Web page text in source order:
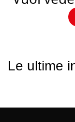
Le ultime